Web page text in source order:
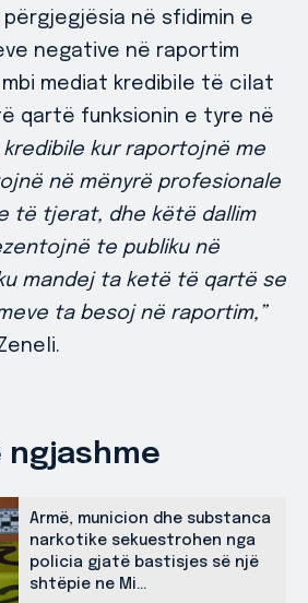
përgjegjësia në sfidimin e
negative në raportim
mbi mediat kredibile të cilat
qartë funksionin e tyre në
kredibile kur raportojnë me
në mënyrë profesionale
të tjerat, dhe këtë dallim
te publiku në
mandej ta ketë të qartë se
ta besoj në raportim,”
ngjashme
Armë, municion dhe substanca
narkotike sekuestrohen nga
policia gjatë bastisjes së një
shtëpie ne Mi...